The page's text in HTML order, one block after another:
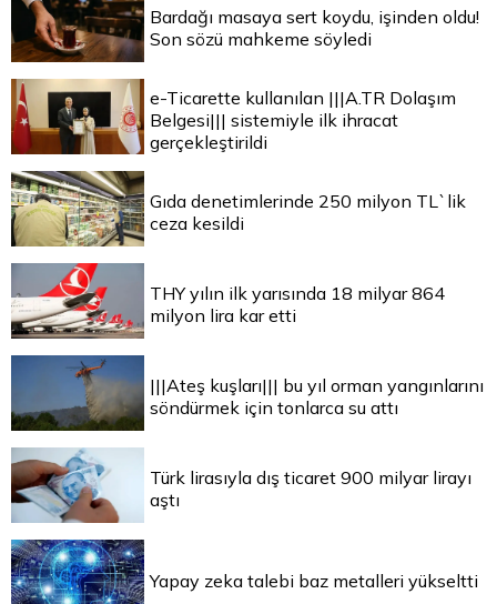
Bardağı masaya sert koydu, işinden oldu!
Son sözü mahkeme söyledi
e-Ticarette kullanılan |||A.TR Dolaşım
Belgesi||| sistemiyle ilk ihracat
gerçekleştirildi
Gıda denetimlerinde 250 milyon TL`lik
ceza kesildi
THY yılın ilk yarısında 18 milyar 864
milyon lira kar etti
|||Ateş kuşları||| bu yıl orman yangınlarını
söndürmek için tonlarca su attı
Türk lirasıyla dış ticaret 900 milyar lirayı
aştı
Yapay zeka talebi baz metalleri yükseltti